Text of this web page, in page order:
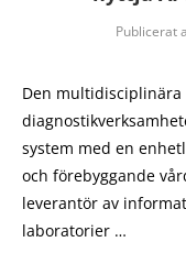
Publicerat
Den
system med en
och förebyggande
leverantör av
laboratorier …